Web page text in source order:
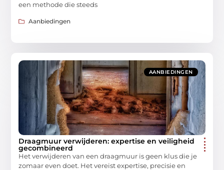
een methode die steeds
Aanbiedingen
AANBIEDINGEN
Draagmuur verwijderen: expertise en veiligheid
gecombineerd
Het verwijderen van een draagmuur is geen klus die je
zomaar even doet. Het vereist expertise, precisie en